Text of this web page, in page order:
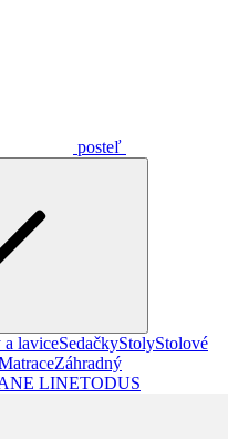
posteľ
laviceSedačkyStolyStolové
Záhradný
LINETODUS